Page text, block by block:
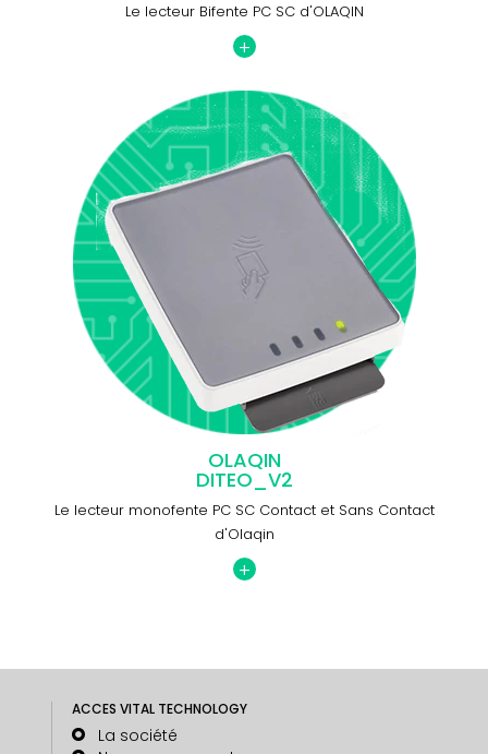
Le lecteur Bifente PC SC d'OLAQIN
+
OLAQIN
DITEO_V2
Le lecteur monofente PC SC Contact et Sans Contact
d'Olaqin
+
ACCES VITAL TECHNOLOGY
La société